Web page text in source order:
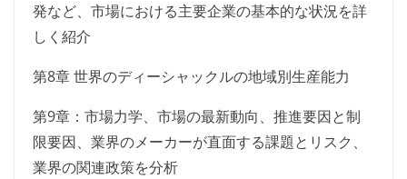
発など、市場における主要企業の基本的な状況を詳
しく紹介
第8章 世界のディーシャックルの地域別生産能力
第9章：市場力学、市場の最新動向、推進要因と制
限要因、業界のメーカーが直面する課題とリスク、
業界の関連政策を分析